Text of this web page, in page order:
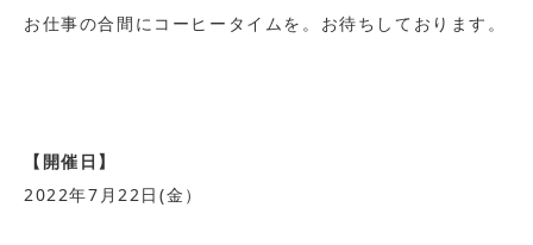
お仕事の合間にコーヒータイムを。お待ちしております。
【開催日】
2022年7月22日(金）